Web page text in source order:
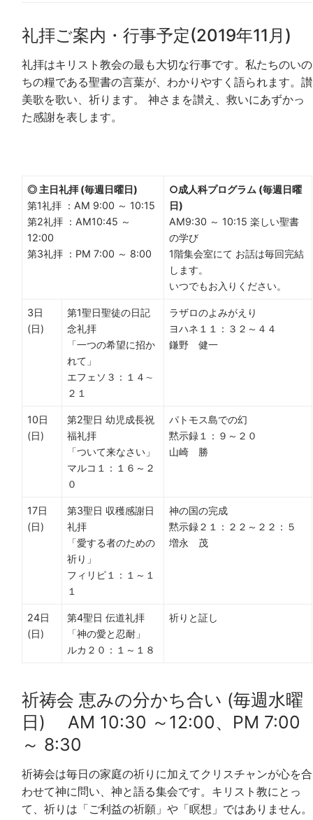
ヤ
礼拝ご案内・行事予定(2019年11月)
礼拝はキリスト教会の最も大切な行事です。私たちのいの
ちの糧である聖書の言葉が、わかりやすく語られます。讃
美歌を歌い、祈ります。 神さまを讃え、救いにあずかっ
た感謝を表します。
◎ 主日礼拝 (毎週日曜日)
第1礼拝 ：AM 9:00 ～ 10:15
第2礼拝 ：AM10:45 ～
12:00
第3礼拝 ：PM 7:00 ～ 8:00
○成人科プログラム (毎週日曜
日)
AM9:30 ～ 10:15 楽しい聖書
の学び
1階集会室にて お話は毎回完結
します。
いつでもお入りください。
3日
(日)
第1聖日聖徒の日記
念礼拝
「一つの希望に招か
れて」
エフェソ３：１４∼
２１
ラザロのよみがえり
ヨハネ１１：３２～４４
鎌野 健一
10日
(日)
第2聖日 幼児成長祝
福礼拝
「ついて来なさい」
マルコ１：１６～２
０
パトモス島での幻
黙示録１：９～２０
山崎 勝
17日
(日)
第3聖日 収穫感謝日
礼拝
「愛する者のための
祈り」
フィリピ１：１～１
１
神の国の完成
黙示録２１：２２～２２：５
増永 茂
24日
(日)
第4聖日 伝道礼拝
「神の愛と忍耐」
ルカ２０：１～１８
祈りと証し
祈祷会 恵みの分かち合い (毎週水曜
日) AM 10:30 ～12:00、PM 7:00
～ 8:30
祈祷会は毎日の家庭の祈りに加えてクリスチャンが心を合
わせて神に問い、神と語る集会です。キリスト教にとっ
て、祈りは「ご利益の祈願」や「瞑想」ではありません。